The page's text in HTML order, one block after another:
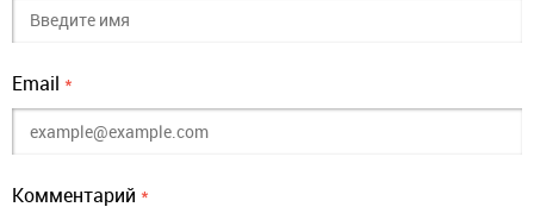
Email *
Комментарий *